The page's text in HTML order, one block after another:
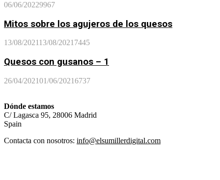
06/06/20229967
Mitos sobre los agujeros de los quesos
13/08/202113/08/20217445
Quesos con gusanos – 1
26/04/202101/06/20216737
Dónde estamos
C/ Lagasca 95, 28006 Madrid
Spain
Contacta con nosotros: info@elsumillerdigital.com